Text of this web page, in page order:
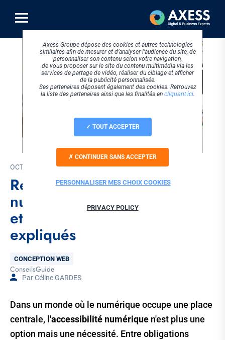
contenu
principal
OCTOBRE 2025
Référentiels accessibilité
numérique : RGAA, WCAG
et directive européenne
expliqués
Thématique
CONCEPTION WEB
Tags
ConseilsGuide
Par Céline GARDES
Dans un monde où le numérique occupe une place
centrale, l'accessibilité numérique n'est plus une
option mais une nécessité. Entre obligations
Axess Groupe dépose des cookies et autres technologies
similaires afin de mesurer et d’analyser l’audience du site, de
personnaliser son contenu selon votre navigation,
de vous proposer sur le site du contenu multimédia via les
services de partage de vidéo, réaliser du ciblage et afficher
de la publicité personnalisée.
Ses partenaires déposent également des cookies. Retrouvez
la liste des partenaires ainsi que les finalités en cliquant ici.
TOUT ACCEPTER
CONTINUER SANS ACCEPTER
PERSONNALISER MES CHOIX COOKIES
PRIVACY POLICY